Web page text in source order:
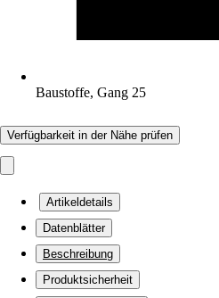
Baustoffe, Gang 25
Verfügbarkeit in der Nähe prüfen
Artikeldetails
Datenblätter
Beschreibung
Produktsicherheit